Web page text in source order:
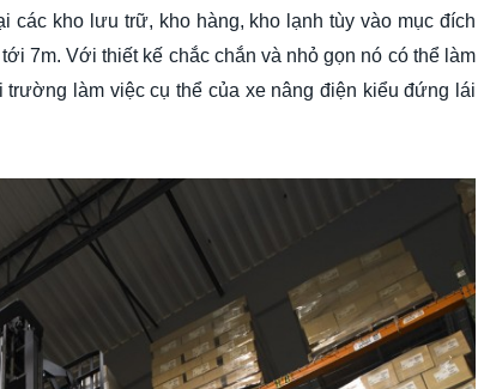
các kho lưu trữ, kho hàng, kho lạnh tùy vào mục đích
7m. Với thiết kế chắc chắn và nhỏ gọn nó có thể làm
làm việc cụ thể của xe nâng điện kiểu đứng lái